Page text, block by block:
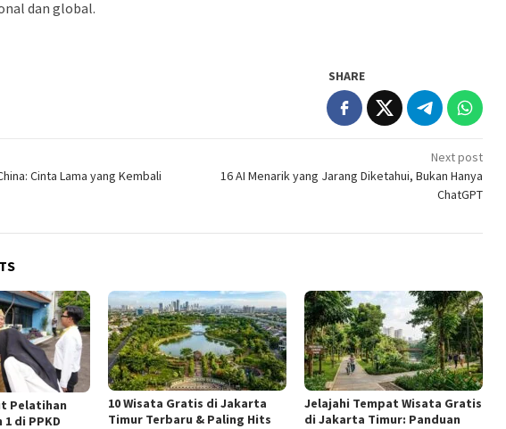
dan global.
SHARE
Cinta Lama yang Kembali
Next post
16 AI Menarik yang Jarang Diketahui, Bukan Hanya
ChatGPT
Pelatihan
di PPKD
10 Wisata Gratis di Jakarta
Timur Terbaru & Paling Hits
Jelajahi Tempat Wisata Gratis
di Jakarta Timur: Panduan